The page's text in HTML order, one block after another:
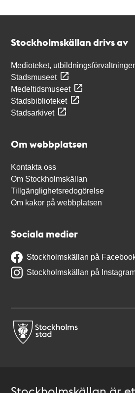
Stockholmskällan drivs av
Medioteket,
Stadsmuseet
Medeltidsmuseet
Stadsbiblioteket
Stadsarkivet
Om webbplatsen
Kontakta oss
Om Stockholmskällan
Tillgänglighetsredogörelse
Om kakor på webbplatsen
Sociala medier
Stockholmskällan på
Stockholmskällan på